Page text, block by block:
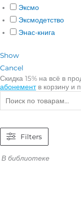
Эксмо
Эксмодетство
Энас-книга
Show
Cancel
Скидка 15% на всё в
абонементв корзину и
Filters
В библиотеке